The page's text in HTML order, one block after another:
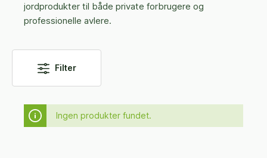
jordprodukter til både private forbrugere og
professionelle avlere.
Filter
Ingen produkter fundet.